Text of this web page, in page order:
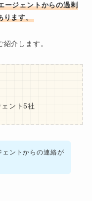
ージェントからの過剰
ります。
介します。
ント5社
ントからの連絡が